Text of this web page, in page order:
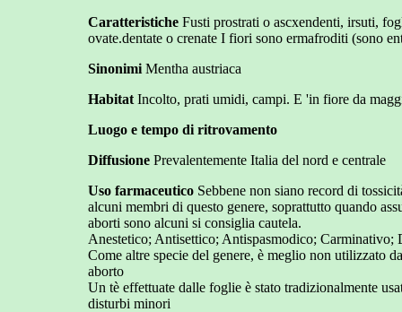
Caratteristiche Fusti prostrati o ascxendenti, irsuti,
ovate.dentate o crenate I fiori sono ermafroditi (sono
SinonimiMentha austriaca
HabitatIncolto, prati umidi, campi. E 'in fiore da
Luogo e tempo di ritrovamento
DiffusionePrevalentemente Italia del nord e centrale
Uso farmaceuticoSebbene non siano record di
alcuni membri di questo genere, soprattutto quando
aborti sono alcuni si consiglia cautela.
Anestetico; Antisettico; Antispasmodico;
Come altre specie del genere, è meglio non utilizzato
aborto
Un tè effettuate dalle foglie è stato tradizionalmente
disturbi minori